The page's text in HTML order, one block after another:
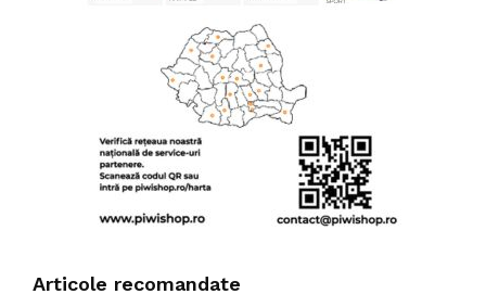
Articole recomandate